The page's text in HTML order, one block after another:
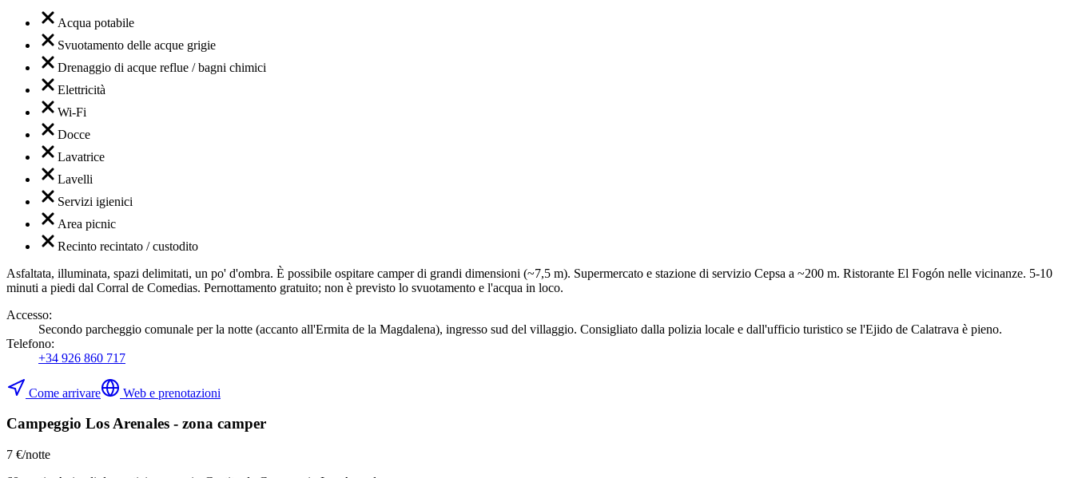
Acqua potabile
Svuotamento delle acque grigie
Drenaggio di acque reflue / bagni chimici
Elettricità
Wi-Fi
Docce
Lavatrice
Lavelli
Servizi igienici
Area picnic
Recinto recintato / custodito
Asfaltata, illuminata, spazi delimitati, un po' d'ombra. È possibile ospitare camper di grandi dimensioni (~7,5 m). Supermercato e stazione di servizio Cepsa a ~200 m. Ristorante El Fogón nelle vicinanze. 5-10
minuti a piedi dal Corral de Comedias. Pernottamento gratuito; non è previsto lo svuotamento e l'acqua in loco.
Accesso:
Secondo parcheggio comunale per la notte (accanto all'Ermita de la Magdalena), ingresso sud del villaggio. Consigliato dalla polizia locale e dall'ufficio turistico se l'Ejido de Calatrava è pieno.
Telefono:
+34 926 860 717
Come arrivare Web e prenotazioni
Campeggio Los Arenales - zona camper
7 €/notte